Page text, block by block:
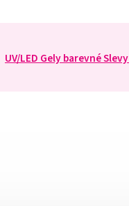
UV/LED Gely barevné